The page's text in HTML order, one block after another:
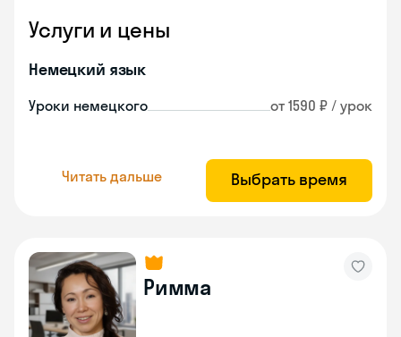
Услуги и цены
Немецкий язык
Уроки немецкого от 1590 ₽ / урок
Читать дальше Выбрать время
Римма